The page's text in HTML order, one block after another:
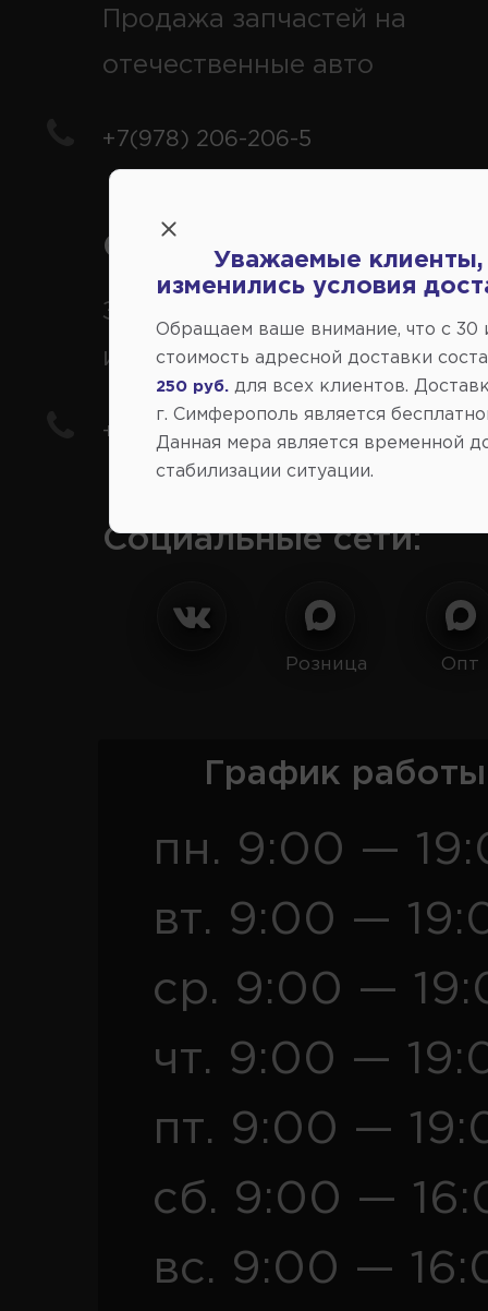
Продажа запчастей на
отечественные авто
+7(978) 206-206-5
Справочный центр:
Заказ шин, дисков,
иномарки
+7(978) 206-206-8
Социальные сети:
Розница Опт
График
пн. 9:00 —
вт. 9:00 —
ср. 9:00 —
чт. 9:00 —
пт. 9:00 —
сб. 9:00 —
вс. 9:00 —
Уважаемые клиенты,
изменились условия
Обращаем ваше внимание, что c 30
стоимость адресной доставки
250 руб. для всех клиентов.
г. Симферополь является
Данная мера является временной
стабилизации ситуации.